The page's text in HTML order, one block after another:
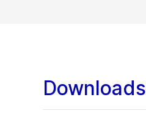
Downloads